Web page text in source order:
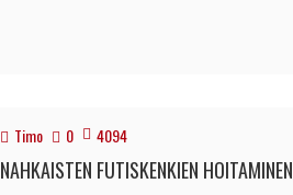
Timo 0 4094
NAHKAISTEN FUTISKENKIEN HOITAMINEN